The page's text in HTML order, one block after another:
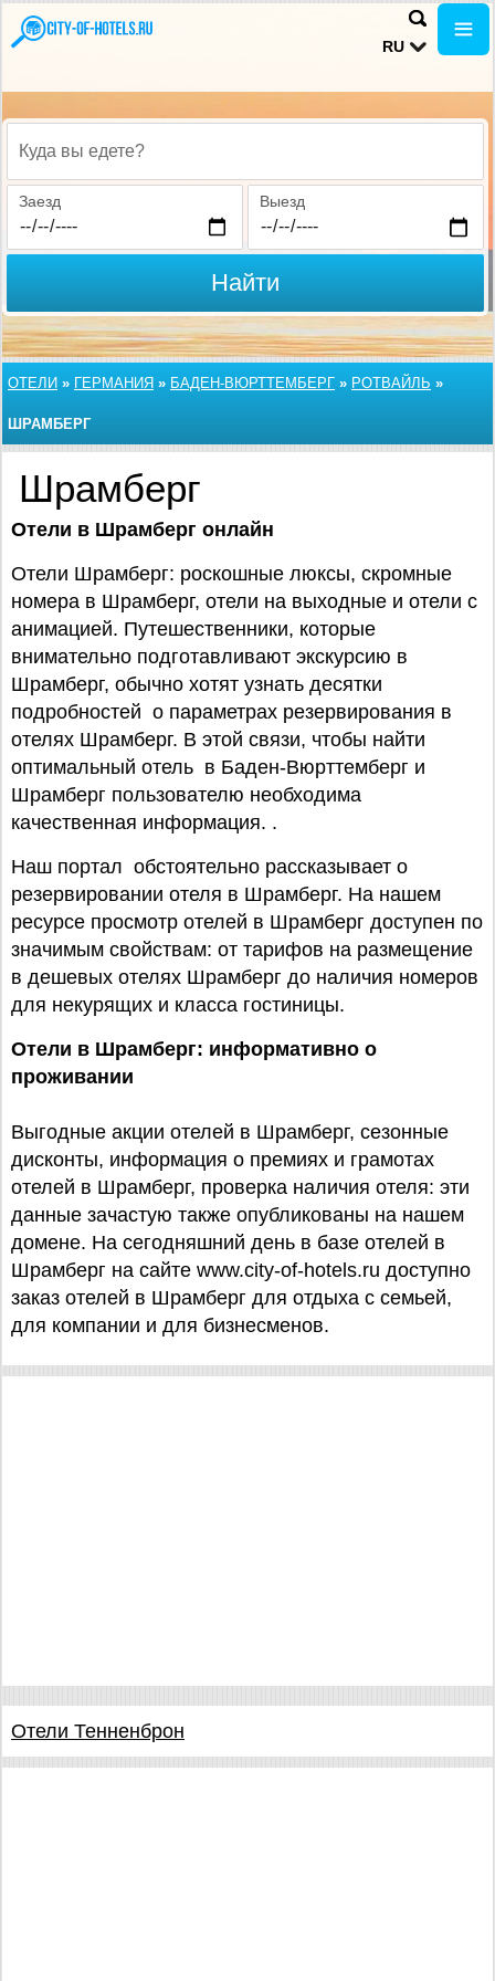
RU
Куда вы едете?
Заезд Выезд
Найти
ОТЕЛИ » ГЕРМАНИЯ » БАДЕН-ВЮРТТЕМБЕРГ » РОТВАЙЛЬ »
ШРАМБЕРГ
Шрамберг
Отели в Шрамберг онлайн
Отели Шрамберг: роскошные люксы, скромные
номера в Шрамберг, отели на выходные и отели с
анимацией. Путешественники, которые
внимательно подготавливают экскурсию в
Шрамберг, обычно хотят узнать десятки
подробностей о параметрах резервирования в
отелях Шрамберг. В этой связи, чтобы найти
оптимальный отель в Баден-Вюрттемберг и
Шрамберг пользователю необходима
качественная информация. .
Наш портал обстоятельно рассказывает о
резервировании отеля в Шрамберг. На нашем
ресурсе просмотр отелей в Шрамберг доступен по
значимым свойствам: от тарифов на размещение
в дешевых отелях Шрамберг до наличия номеров
для некурящих и класса гостиницы.
Отели в Шрамберг: информативно о
проживании
Выгодные акции отелей в Шрамберг, сезонные
дисконты, информация о премиях и грамотах
отелей в Шрамберг, проверка наличия отеля: эти
данные зачастую также опубликованы на нашем
домене. На сегодняшний день в базе отелей в
Шрамберг на сайте www.city-of-hotels.ru доступно
заказ отелей в Шрамберг для отдыха с семьей,
для компании и для бизнесменов.
Отели Тенненброн